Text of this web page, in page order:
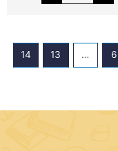
6
…
13
14